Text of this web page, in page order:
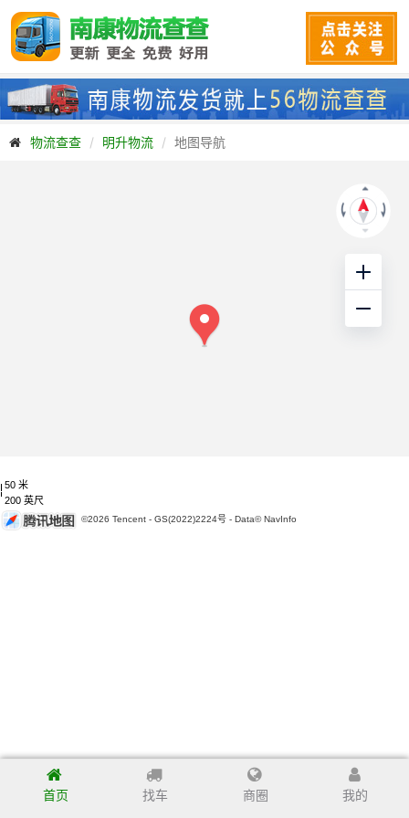
物流查查 明升物流 地图导航
50 米
200 英尺
©2026 Tencent - GS(2022)2224号 - Data© NavInfo
首页 找车 商圈 我的